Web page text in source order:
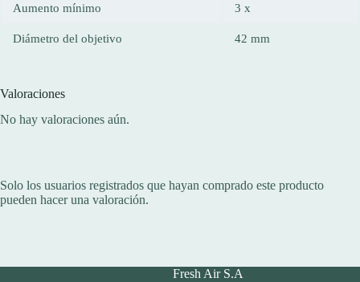
Aumento mínimo 3 x
Diámetro del objetivo 42 mm
Valoraciones
No hay valoraciones aún.
Solo los usuarios registrados que hayan comprado este producto
pueden hacer una valoración.
Fresh Air S.A